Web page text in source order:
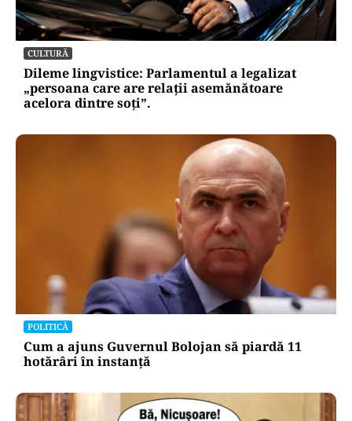
CULTURĂ
Dileme lingvistice: Parlamentul a legalizat
„persoana care are relații asemănătoare
acelora dintre soți”.
POLITICĂ
Cum a ajuns Guvernul Bolojan să piardă 11
hotărâri în instanță